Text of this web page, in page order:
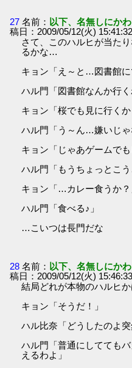
27 名前： 以下、名無しにか
稿日：2009/05/12(火)
さて、このハルヒが当た
るかな…
キョン「え～と…図書館に
ハル門「図書館なんか行く
キョン「桜でも見に行くか
ハル門「う～ん…嫌いじゃ
キョン「じゃあゲームでも
ハル門「もうちょっとこ
キョン「…カレー食うか？
ハル門「食べる♪」
…こいつは長門だな
28 名前： 以下、名無しにか
稿日：2009/05/12(火)
結局どれが本物のハルヒ
キョン「そうだ！」
ハル比奈「どうしたのよ突
ハル門「普通にしてても
えるわよ」